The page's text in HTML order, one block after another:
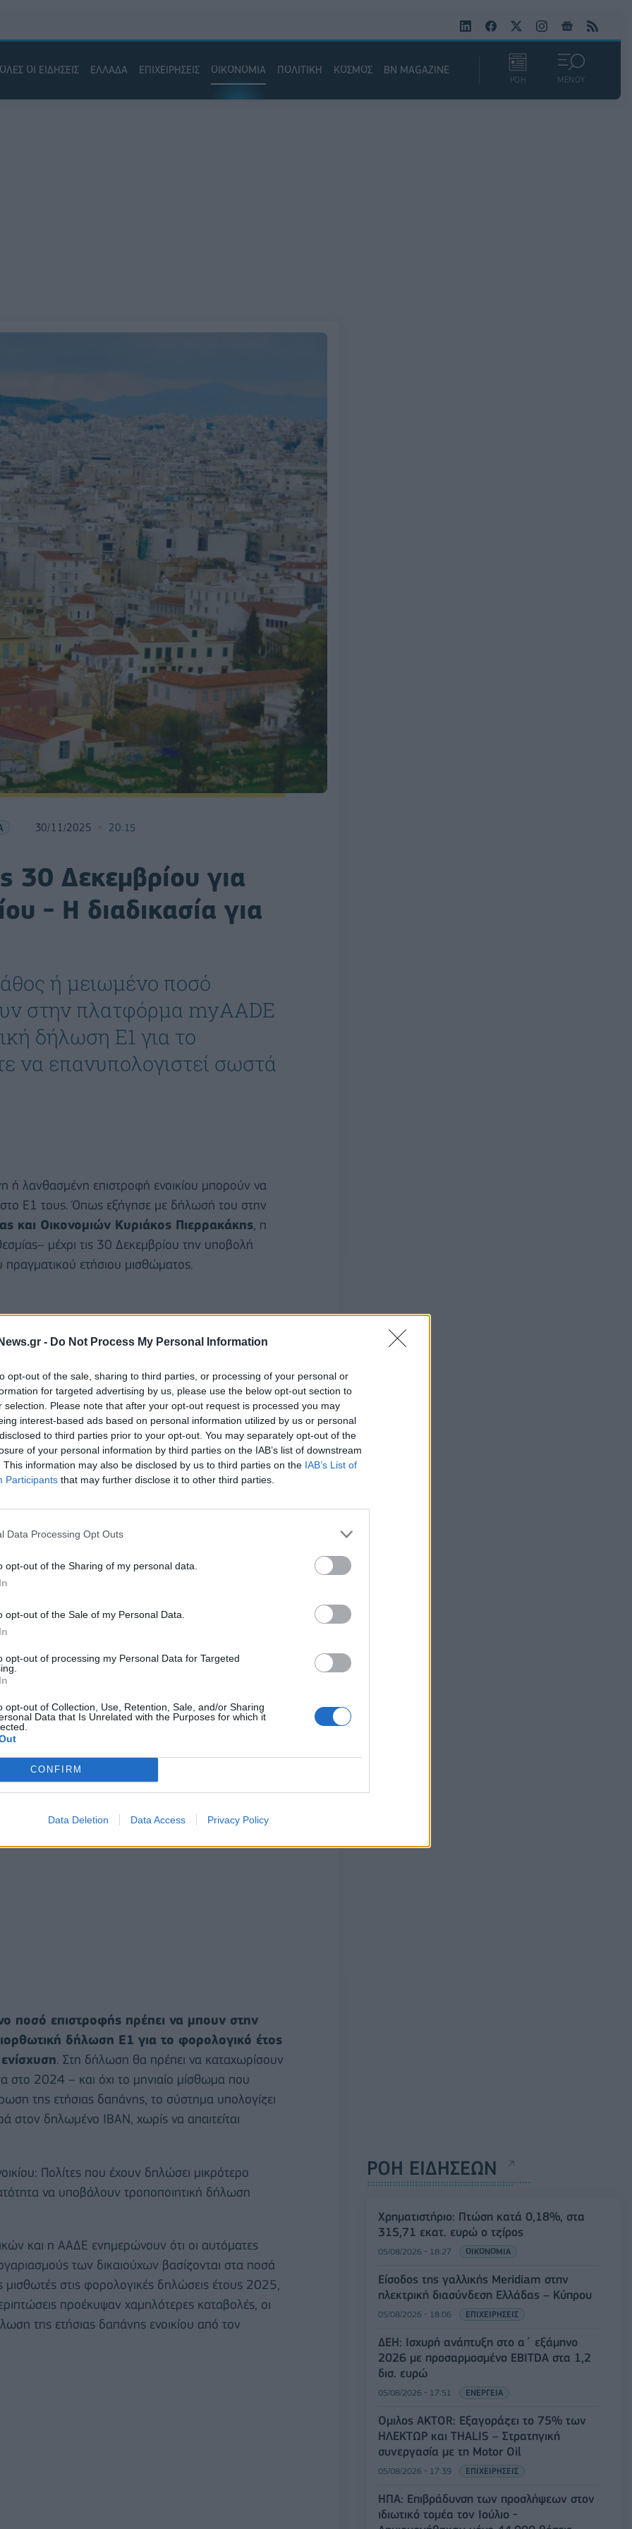
- Do Not Process My Personal Information
opt-out of the sale, sharing to third parties, or processing of your personal or
for targeted advertising by us, please use the below opt-out section to
selection. Please note that after your opt-out request is processed you may
interest-based ads based on personal information utilized by us or personal
to third parties prior to your opt-out. You may separately opt-out of the
of your personal information by third parties on the IAB’s list of downstream
This information may also be disclosed by us to third parties on the IAB’s List of
Participants that may further disclose it to other third parties.
Data Processing Opt Outs
opt-out of the Sharing of my personal data.
opt-out of the Sale of my Personal Data.
opt-out of processing my Personal Data for Targeted
opt-out of Collection, Use, Retention, Sale, and/or Sharing
Data that Is Unrelated with the Purposes for which it
CONFIRM
Data Deletion Data Access Privacy Policy
ΟΛΕΣ ΟΙ ΕΙΔΗΣΕΙΣ ΕΛΛΑΔΑ ΕΠΙΧΕΙΡΗΣΕΙΣ ΟΙΚΟΝΟΜΙΑ ΠΟΛΙΤΙΚΗ ΚΟΣΜΟΣ BN MAGAZINE
ΡΟΗ ΜΕΝΟΥ
30/11/2025 20:15
30 Δεκεμβρίου για
- Η διαδικασία για
ή μειωμένο ποσό
στην πλατφόρμα myAADE
δήλωση Ε1 για το
να επανυπολογιστεί σωστά
ή λανθασμένη επιστροφή ενοικίου μπορούν να
Ε1 τους. Όπως εξήγησε με δήλωσή του στην
και Οικονομιών Κυριάκος Πιερρακάκης, η
μέχρι τις 30 Δεκεμβρίου την υποβολή
ετήσιου μισθώματος.
εξήγησε ο υπουργός, είναι ότι στην επιστροφή
κανόνας: οι πολίτες έλαβαν πίσω το 1/12 του
2024. Εκεί δηλώνεται η ετήσια δαπάνη
αν κάποιος είχε καταχωρίσει μόνο το μηνιαίο
τότε η ενίσχυση προέκυψε αυτομάτως
είχαν κάνει αυτό το λάθος σε προηγούμενες
δυνατότητα διόρθωσης. Παρ’ όλα αυτά -όπως
πολίτες δεν προχώρησαν στη διόρθωση, με
30 Δεκεμβρίου να υποβληθεί διορθωτική
ενοικίου του 2024, ώστε να υπολογιστεί το
ποσό επιστροφής πρέπει να μπουν στην
δήλωση Ε1 για το φορολογικό έτος
. Στη δήλωση θα πρέπει να καταχωρίσουν
στο 2024 – και όχι το μηνιαίο μίσθωμα που
της ετήσιας δαπάνης, το σύστημα υπολογίζει
στον δηλωμένο ΙΒΑΝ, χωρίς να απαιτείται
Πολίτες που έχουν δηλώσει μικρότερο
να υποβάλουν τροποποιητική δήλωση
και η ΑΑΔΕ ενημερώνουν ότι οι αυτόματες
των δικαιούχων βασίζονται στα ποσά
στις φορολογικές δηλώσεις έτους 2025,
προέκυψαν χαμηλότερες καταβολές, οι
της ετήσιας δαπάνης ενοικίου από τον
ΡΟΗ ΕΙΔΗΣΕΩΝ
Χρηματιστήριο: Πτώση κατά 0,18%, στα
315,71 εκατ. ευρώ ο τζίρος
05/08/2026 - 18:27 ΟΙΚΟΝΟΜΙΑ
Είσοδος της γαλλικής Meridiam στην
ηλεκτρική διασύνδεση Ελλάδας – Κύπρου
05/08/2026 - 18:06 ΕΠΙΧΕΙΡΗΣΕΙΣ
ΔΕΗ: Ισχυρή ανάπτυξη στο α΄ εξάμηνο
2026 με προσαρμοσμένο EBITDA στα 1,2
δισ. ευρώ
05/08/2026 - 17:51 ΕΝΕΡΓΕΙΑ
Όμιλος AKTOR: Εξαγοράζει το 75% των
ΗΛΕΚΤΩΡ και THALIS – Στρατηγική
συνεργασία με τη Motor Oil
05/08/2026 - 17:39 ΕΠΙΧΕΙΡΗΣΕΙΣ
ΗΠΑ: Επιβράδυνση των προσλήψεων στον
ιδιωτικό τομέα τον Ιούλιο -